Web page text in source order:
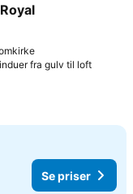
fra gulv til loftSe
Se priser